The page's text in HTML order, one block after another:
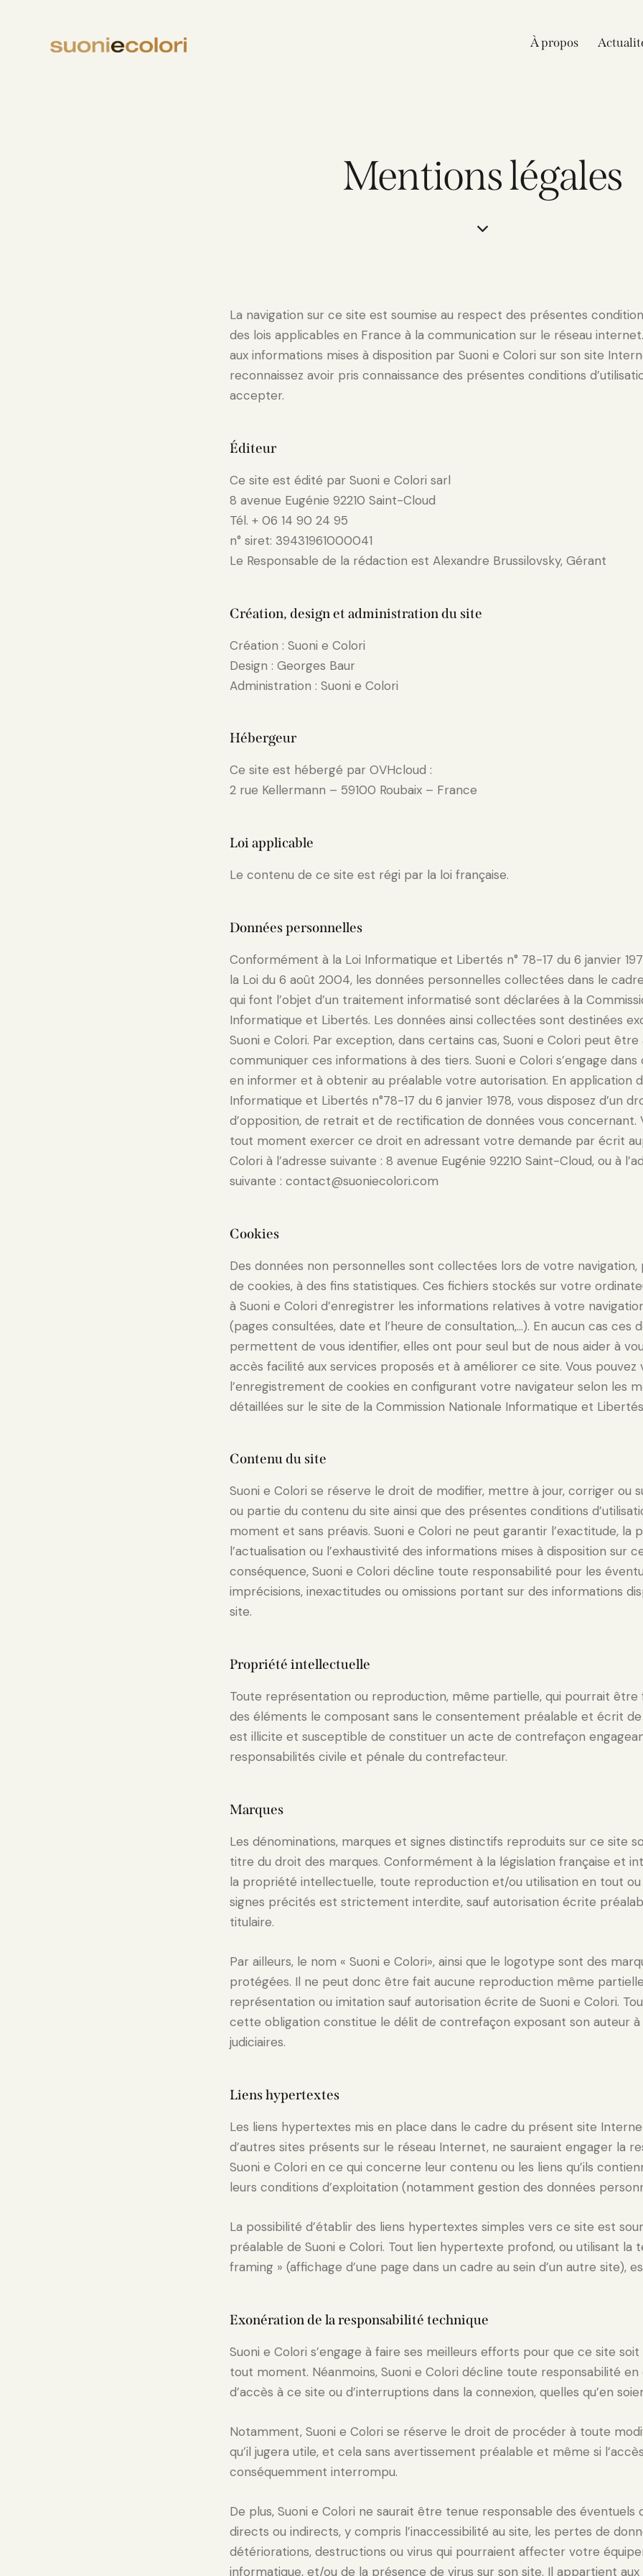
À propos
Mentions légales
La navigation sur ce site est soumise au respect des présentes
des lois applicables en France à la communication sur le réseau
aux informations mises à disposition par Suoni e Colori sur son site
reconnaissez avoir pris connaissance des présentes conditions
accepter.
Éditeur
Ce site est édité par Suoni e Colori sarl
8 avenue Eugénie 92210 Saint-Cloud
Tél. + 06 14 90 24 95
n° siret: 39431961000041
Le Responsable de la rédaction est Alexandre Brussilovsky, Gérant
Création, design et administration du site
Création : Suoni e Colori
Design : Georges Baur
Administration : Suoni e Colori
Hébergeur
Ce site est hébergé par OVHcloud :
2 rue Kellermann – 59100 Roubaix – France
Loi applicable
Le contenu de ce site est régi par la loi française.
Données personnelles
Conformément à la Loi Informatique et Libertés n° 78-17 du 6 janvier
la Loi du 6 août 2004, les données personnelles collectées dans le
qui font l’objet d’un traitement informatisé sont déclarées à la
Informatique et Libertés. Les données ainsi collectées sont destinées
Suoni e Colori. Par exception, dans certains cas, Suoni e Colori peut être
communiquer ces informations à des tiers. Suoni e Colori s’engage dans
en informer et à obtenir au préalable votre autorisation. En application
Informatique et Libertés n°78-17 du 6 janvier 1978, vous disposez d’un
d’opposition, de retrait et de rectification de données vous concernant.
tout moment exercer ce droit en adressant votre demande par écrit
Colori à l’adresse suivante : 8 avenue Eugénie 92210 Saint-Cloud, ou à
suivante : contact@suoniecolori.com
Cookies
Des données non personnelles sont collectées lors de votre navigation,
de cookies, à des fins statistiques. Ces fichiers stockés sur votre
à Suoni e Colori d’enregistrer les informations relatives à votre
(pages consultées, date et l’heure de consultation,…). En aucun cas ces
permettent de vous identifier, elles ont pour seul but de nous aider à
accès facilité aux services proposés et à améliorer ce site. Vous pouvez
l’enregistrement de cookies en configurant votre navigateur selon les
détaillées sur le site de la Commission Nationale Informatique et
Contenu du site
Suoni e Colori se réserve le droit de modifier, mettre à jour, corriger ou
ou partie du contenu du site ainsi que des présentes conditions
moment et sans préavis. Suoni e Colori ne peut garantir l’exactitude, la
l’actualisation ou l’exhaustivité des informations mises à disposition sur
conséquence, Suoni e Colori décline toute responsabilité pour les
imprécisions, inexactitudes ou omissions portant sur des informations
site.
Propriété intellectuelle
Toute représentation ou reproduction, même partielle, qui pourrait être
des éléments le composant sans le consentement préalable et écrit de
est illicite et susceptible de constituer un acte de contrefaçon
responsabilités civile et pénale du contrefacteur.
Marques
Les dénominations, marques et signes distinctifs reproduits sur ce site
titre du droit des marques. Conformément à la législation française et
la propriété intellectuelle, toute reproduction et/ou utilisation en tout ou
signes précités est strictement interdite, sauf autorisation écrite
titulaire.
Par ailleurs, le nom « Suoni e Colori», ainsi que le logotype sont des
protégées. Il ne peut donc être fait aucune reproduction même
représentation ou imitation sauf autorisation écrite de Suoni e Colori.
cette obligation constitue le délit de contrefaçon exposant son auteur à
judiciaires.
Liens hypertextes
Les liens hypertextes mis en place dans le cadre du présent site
d’autres sites présents sur le réseau Internet, ne sauraient engager la
Suoni e Colori en ce qui concerne leur contenu ou les liens qu’ils
leurs conditions d’exploitation (notamment gestion des données
La possibilité d’établir des liens hypertextes simples vers ce site est
préalable de Suoni e Colori. Tout lien hypertexte profond, ou utilisant la
framing » (affichage d’une page dans un cadre au sein d’un autre site),
Exonération de la responsabilité technique
Suoni e Colori s’engage à faire ses meilleurs efforts pour que ce site
tout moment. Néanmoins, Suoni e Colori décline toute responsabilité
d’accès à ce site ou d’interruptions dans la connexion, quelles qu’en
Notamment, Suoni e Colori se réserve le droit de procéder à toute
qu’il jugera utile, et cela sans avertissement préalable et même si
conséquemment interrompu.
De plus, Suoni e Colori ne saurait être tenue responsable des éventuels
directs ou indirects, y compris l’inaccessibilité au site, les pertes de
détériorations, destructions ou virus qui pourraient affecter votre
informatique, et/ou de la présence de virus sur son site. Il appartient